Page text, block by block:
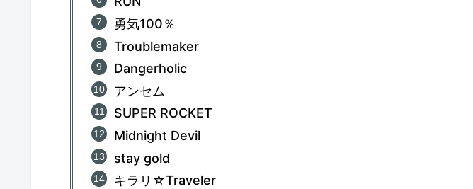
勇気100％
Troublemaker
Dangerholic
アンセム
SUPER ROCKET
Midnight Devil
stay gold
キラリ☆Traveler